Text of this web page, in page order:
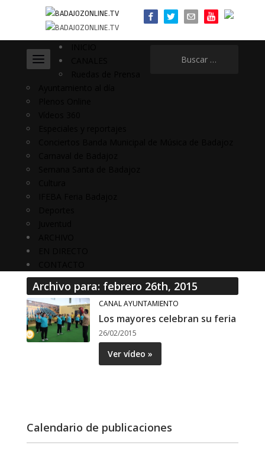
Archivo para: febrero 26th, 2015
CANAL AYUNTAMIENTO
Los mayores celebran su feria
26/02/2015
Ver vídeo »
Calendario de publicaciones